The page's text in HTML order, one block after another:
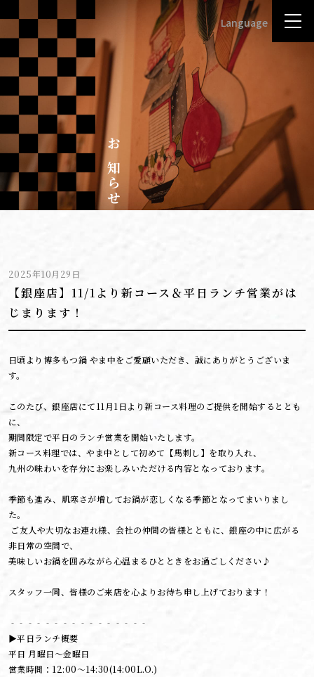
Language
English
日本語
한국어
中文(简体)旧版
繁體中文
お
知
ら
せ
2025年10月29日
【銀座店】11/1より新コース＆平日ランチ営業がは
じまります！
日頃より博多もつ鍋 やま中をご愛顧いただき、誠にありがとうございま
す。
このたび、銀座店にて11月1日より新コース料理のご提供を開始するととも
に、
期間限定で平日のランチ営業を開始いたします。
新コース料理では、やま中として初めて【馬刺し】を取り入れ、
九州の味わいを存分にお楽しみいただける内容となっております。
季節も進み、肌寒さが増してお鍋が恋しくなる季節となってまいりまし
た。
ご友人や大切なお連れ様、会社の仲間の皆様とともに、銀座の中に広がる
非日常の空間で、
美味しいお鍋を囲みながら心温まるひとときをお過ごしください♪
スタッフ一同、皆様のご来店を心よりお待ち申し上げております！
‐‐‐‐‐‐‐‐‐‐‐‐‐‐‐‐
▶平日ランチ概要
平日 月曜日～金曜日
営業時間：12:00～14:30(14:00L.O.)